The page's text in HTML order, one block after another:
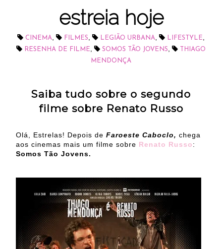
estreia hoje
CINEMA FILMES LEGIÃO URBANA LIFESTYLE
RESENHA DE FILME SOMOS TÃO JOVENS
THIAGO
MENDONÇA
Saiba tudo sobre o segundo
filme sobre Renato Russo
Olá, Estrelas! Depois de Faroeste Caboclo, chega
aos cinemas mais um filme sobre Renato Russo:
Somos Tão Jovens.